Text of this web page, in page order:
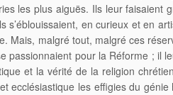
les plus aiguës. Ils leur
s’éblouissaient, en curieux et en
Mais, malgré tout, malgré ces
passionnaient pour la Réforme ;
et la vérité de la religion
ecclésiastique les effigies du